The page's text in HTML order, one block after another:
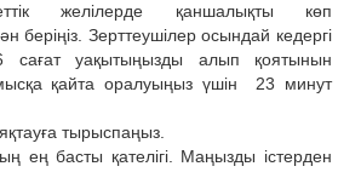
желілерде қаншалықты көп
беріңіз. Зерттеушілер осындай кедергі
6 сағат уақытыңызды алып қоятынын
қайта оралуыңыз үшін 23 минут
тырыспаңыз.
ең басты қателігі. Маңызды істерден